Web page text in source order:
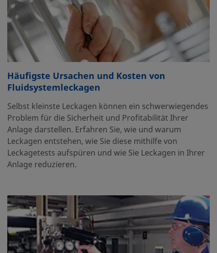
Häufigste Ursachen und Kosten von
Fluidsystemleckagen
Selbst kleinste Leckagen können ein schwerwiegendes
Problem für die Sicherheit und Profitabilität Ihrer
Anlage darstellen. Erfahren Sie, wie und warum
Leckagen entstehen, wie Sie diese mithilfe von
Leckagetests aufspüren und wie Sie Leckagen in Ihrer
Anlage reduzieren.